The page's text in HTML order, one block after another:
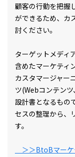
顧客の行動を把握
ができるため、カ
討ください。
ターゲットメディ
含めたマーケティ
カスタマージャー
ツ(Webコンテン
設計書となるもの
セスの整理から、
す。
＞＞BtoBマーケ